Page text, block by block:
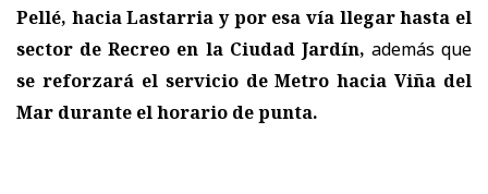
Pellé, hacia Lastarria y por esa vía llegar hasta el
sector de Recreo en la Ciudad Jardín, además que
se reforzará el servicio de Metro hacia Viña del
Mar durante el horario de punta.